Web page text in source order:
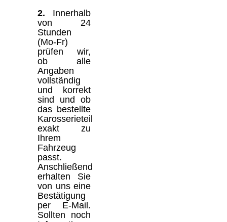
2. Innerhalb
von 24
Stunden
(Mo-Fr)
prüfen wir,
ob alle
Angaben
vollständig
und korrekt
sind und ob
das bestellte
Karosserieteil
exakt zu
Ihrem
Fahrzeug
passt.
Anschließend
erhalten Sie
von uns eine
Bestätigung
per E-Mail.
Sollten noch